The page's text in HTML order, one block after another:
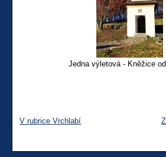
Jedna výletová - Kněžice
V rubrice Vrchlabí